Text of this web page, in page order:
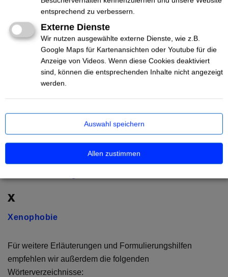
Sexismus
sheeple / Schlafschaf
Shitstorm
Sifftwitter
Social Bots
X
Xenophobie
Für weitere Erläuterungen und Formulierungshilfen
empfehlen wir außerdem die folgenden
Wörterverzeichnisse:
entsprechend zu verbessern.
Externe Dienste
Wir nutzen ausgewählte externe Dienste, wie z.B.
Google Maps für Kartenansichten oder Youtube für die
Anzeige von Videos. Wenn diese Cookies deaktiviert
sind, können die entsprechenden Inhalte nicht angezeigt
werden.
Allen zustimmen
Auswahl speichern